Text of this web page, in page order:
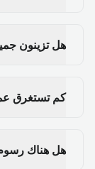
هل تزينون
كم تستغرق
هل هناك